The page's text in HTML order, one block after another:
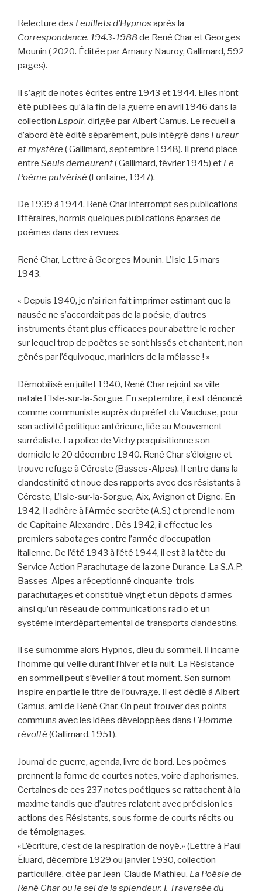
Relecture des Feuillets d’Hypnos après la
Correspondance. 1943-1988de René Char et Georges
Mounin ( 2020. Éditée par Amaury Nauroy, Gallimard, 592
pages).
Il s’agit de notes écrites entre 1943 et 1944. Elles n’ont
été publiées qu’à la fin de la guerre en avril 1946 dans la
collection Espoir, dirigée par Albert Camus. Le recueil a
d’abord été édité séparément, puis intégré dans Fureur
et mystère ( Gallimard, septembre 1948). Il prend place
entre Seuls demeurent( Gallimard, février 1945) et Le
Poème pulvérisé (Fontaine, 1947).
De 1939 à 1944, René Char interrompt ses publications
littéraires, hormis quelques publications éparses de
poèmes dans des revues.
René Char, Lettre à Georges Mounin. L’Isle 15 mars
1943.
« Depuis 1940, je n’ai rien fait imprimer estimant que la
nausée ne s’accordait pas de la poésie, d’autres
instruments étant plus efficaces pour abattre le rocher
sur lequel trop de poètes se sont hissés et chantent, non
gênés par l’équivoque, mariniers de la mélasse ! »
Démobilisé en juillet 1940, René Char rejoint sa ville
natale L’Isle-sur-la-Sorgue. En septembre, il est dénoncé
comme communiste auprès du préfet du Vaucluse, pour
son activité politique antérieure, liée au Mouvement
surréaliste. La police de Vichy perquisitionne son
domicile le 20 décembre 1940. René Char s’éloigne et
trouve refuge à Céreste (Basses-Alpes). Il entre dans la
clandestinité et noue des rapports avec des résistants à
Céreste, L’Isle-sur-la-Sorgue, Aix, Avignon et Digne. En
1942, Il adhère à l’Armée secrète (A.S.) et prend le nom
de Capitaine Alexandre . Dès 1942, il effectue les
premiers sabotages contre l’armée d’occupation
italienne. De l’été 1943 à l’été 1944, il est à la tête du
Service Action Parachutage de la zone Durance. La S.A.P.
Basses-Alpes a réceptionné cinquante-trois
parachutages et constitué vingt et un dépots d’armes
ainsi qu’un réseau de communications radio et un
système interdépartemental de transports clandestins.
Il se surnomme alors Hypnos, dieu du sommeil. Il incarne
l’homme qui veille durant l’hiver et la nuit. La Résistance
en sommeil peut s’éveiller à tout moment. Son surnom
inspire en partie le titre de l’ouvrage. Il est dédié à Albert
Camus, ami de René Char. On peut trouver des points
communs avec les idées développées dans L’Homme
révolté (Gallimard, 1951).
Journal de guerre, agenda, livre de bord. Les poèmes
prennent la forme de courtes notes, voire d’aphorismes.
Certaines de ces 237 notes poétiques se rattachent à la
maxime tandis que d’autres relatent avec précision les
actions des Résistants, sous forme de courts récits ou
de témoignages.
«L’écriture, c’est de la respiration de noyé.» (Lettre à Paul
Éluard, décembre 1929 ou janvier 1930, collection
particulière, citée par Jean-Claude Mathieu, La Poésie de
René Char ou le sel de la splendeur. I. Traversée du